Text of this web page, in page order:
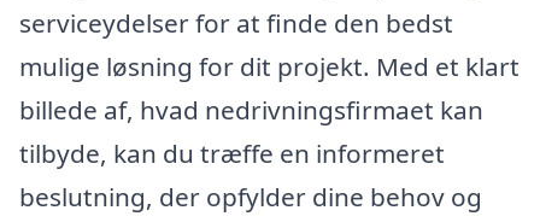
serviceydelser for at finde den bedst
mulige løsning for dit projekt. Med et klart
billede af, hvad nedrivningsfirmaet kan
tilbyde, kan du træffe en informeret
beslutning, der opfylder dine behov og